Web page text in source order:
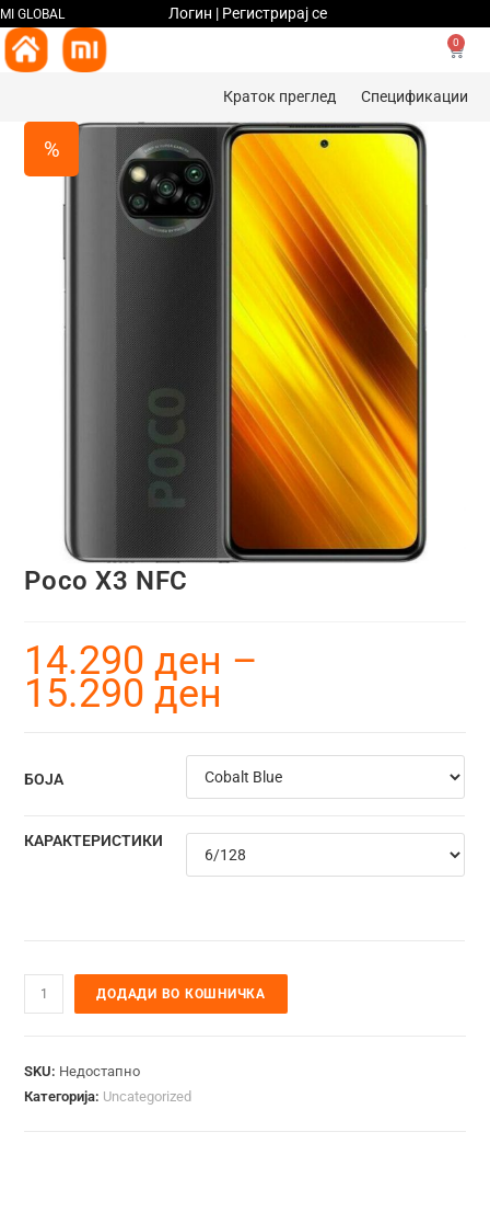
MI GLOBAL Логин | Регистрирај се
0
Краток преглед Спецификации
%
Poco X3 NFC
14.290ден –
15.290ден
БОЈА
КАРАКТЕРИСТИКИ
ДОДАДИ ВО КОШНИЧКА
SKU: Недостапно
Категорија: Uncategorized